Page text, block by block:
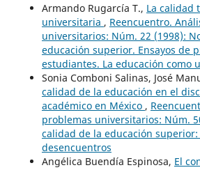
Armando Rugarcía T., La calidad
universitaria , Reencuentro.
universitarios: Núm. 22 (1998):
educación superior. Ensayos de
estudiantes. La educación como
Sonia Comboni Salinas, José
calidad de la educación en el
académico en México ,
problemas universitarios: Núm.
calidad de la educación
desencuentros
Angélica Buendía Espinosa, El